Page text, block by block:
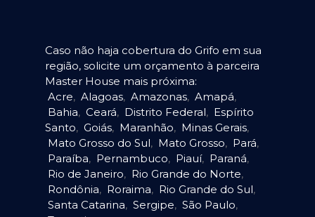
Caso não haja cobertura do Grifo em sua
região, solicite um orçamento à parceira
Master House mais próxima:
Acre, Alagoas, Amazonas, Amapá,
Bahia, Ceará, Distrito Federal, Espírito
Santo, Goiás, Maranhão, Minas Gerais,
Mato Grosso do Sul, Mato Grosso, Pará,
Paraíba, Pernambuco, Piauí, Paraná,
Rio de Janeiro, Rio Grande do Norte,
Rondônia, Roraima, Rio Grande do Sul,
Santa Catarina, Sergipe, São Paulo,